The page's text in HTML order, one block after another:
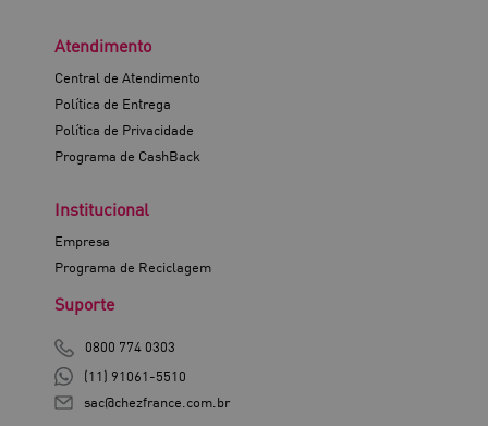
Atendimento
Central de Atendimento
Política de Entrega
Política de Privacidade
Programa de CashBack
Institucional
Empresa
Programa de Reciclagem
Suporte
0800 774 0303
(11) 91061-5510
sac@chezfrance.com.br